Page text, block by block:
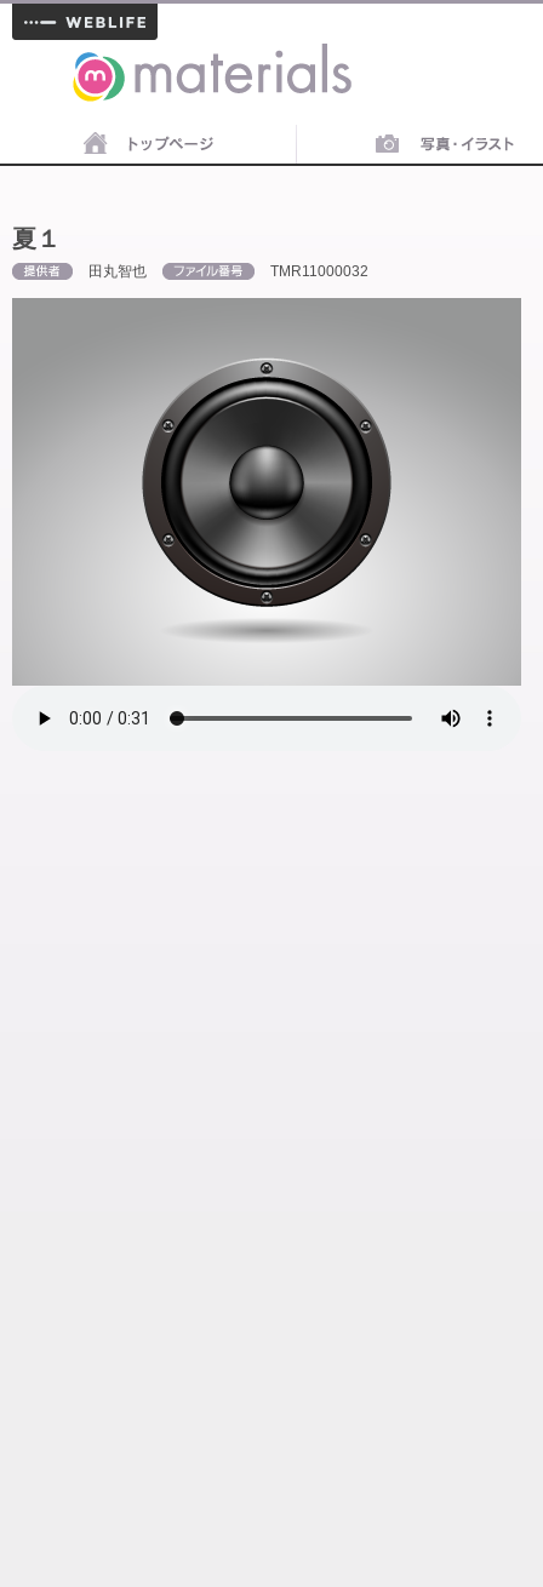
materials
夏１
田丸智也 TMR11000032